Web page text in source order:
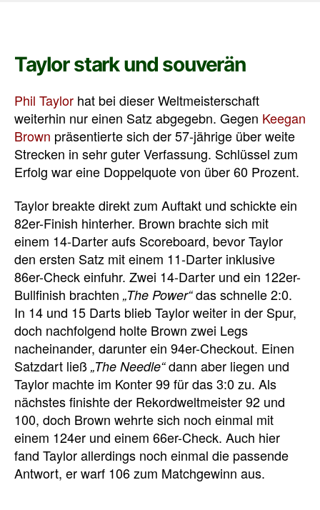
Taylor stark und souverän
Phil Taylor hat bei dieser Weltmeisterschaft
weiterhin nur einen Satz abgegebn. Gegen Keegan
Brown präsentierte sich der 57-jährige über weite
Strecken in sehr guter Verfassung. Schlüssel zum
Erfolg war eine Doppelquote von über 60 Prozent.
Taylor breakte direkt zum Auftakt und schickte ein
82er-Finish hinterher. Brown brachte sich mit
einem 14-Darter aufs Scoreboard, bevor Taylor
den ersten Satz mit einem 11-Darter inklusive
86er-Check einfuhr. Zwei 14-Darter und ein 122er-
Bullfinish brachten „The Power“das schnelle 2:0.
In 14 und 15 Darts blieb Taylor weiter in der Spur,
doch nachfolgend holte Brown zwei Legs
nacheinander, darunter ein 94er-Checkout. Einen
Satzdart ließ „The Needle“dann aber liegen und
Taylor machte im Konter 99 für das 3:0 zu. Als
nächstes finishte der Rekordweltmeister 92 und
100, doch Brown wehrte sich noch einmal mit
einem 124er und einem 66er-Check. Auch hier
fand Taylor allerdings noch einmal die passende
Antwort, er warf 106 zum Matchgewinn aus.